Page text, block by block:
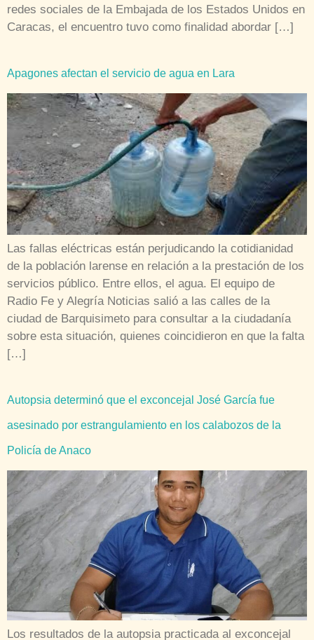
redes sociales de la Embajada de los Estados Unidos en
Caracas, el encuentro tuvo como finalidad abordar […]
Apagones afectan el servicio de agua en Lara
Las fallas eléctricas están perjudicando la cotidianidad
de la población larense en relación a la prestación de los
servicios público. Entre ellos, el agua. El equipo de
Radio Fe y Alegría Noticias salió a las calles de la
ciudad de Barquisimeto para consultar a la ciudadanía
sobre esta situación, quienes coincidieron en que la falta
[…]
Autopsia determinó que el exconcejal José García fue
asesinado por estrangulamiento en los calabozos de la
Policía de Anaco
Los resultados de la autopsia practicada al exconcejal